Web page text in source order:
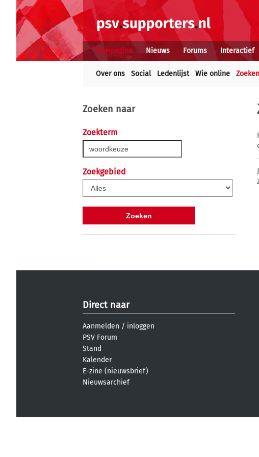
Voorpagina Nieuws Forums Interactief
Over ons Social Ledenlijst Wie online Zoeken
Zoeken naar
Zoekterm
Zoekgebied
Direct naar
Aanmelden / inloggen
PSV Forum
Stand
Kalender
E-zine (nieuwsbrief)
Nieuwsarchief